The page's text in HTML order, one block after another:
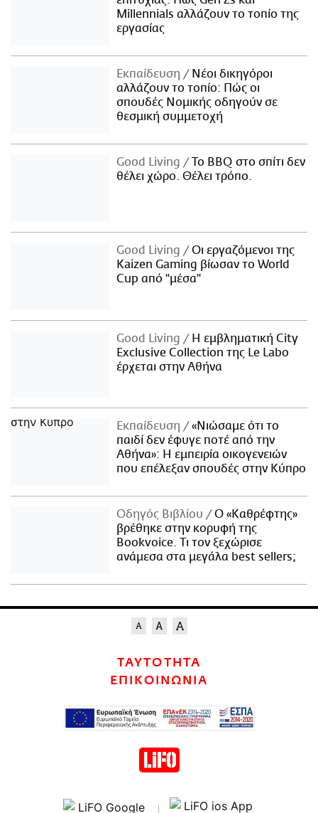
Millennials αλλάζουν το τοπίο της
εργασίας
Εκπαίδευση
Νέοι δικηγόροι
αλλάζουν το τοπίο: Πώς οι
σπουδές Νομικής οδηγούν σε
θεσμική συμμετοχή
Good Living
Το BBQ στο σπίτι δεν
θέλει χώρο. Θέλει τρόπο.
Good Living
Οι εργαζόμενοι της
Kaizen Gaming βίωσαν το World
Cup από "μέσα"
Good Living
Η εμβληματική City
Exclusive Collection της Le Labo
έρχεται στην Αθήνα
Εκπαίδευση
«Νιώσαμε ότι το
παιδί δεν έφυγε ποτέ από την
Αθήνα»: Η εμπειρία οικογενειών
που επέλεξαν σπουδές στην Κύπρο
Οδηγός Βιβλίου
Ο «Καθρέφτης»
βρέθηκε στην κορυφή της
Bookvoice. Τι τον ξεχώρισε
ανάμεσα στα μεγάλα best sellers;
ΤΑΥΤΟΤΗΤΑ
ΕΠΙΚΟΙΝΩΝΙΑ